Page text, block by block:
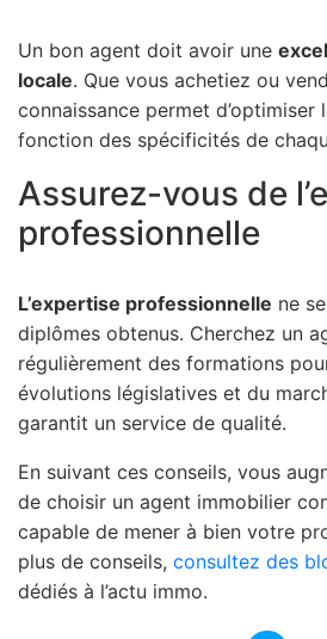
Un bon agent doit avoir une
locale. Que vous achetiez ou
connaissance permet d’optimiser
fonction des spécificités de
Assurez-vous de
professionnelle
L’expertise professionnelle ne
diplômes obtenus. Cherchez un
régulièrement des formations
évolutions législatives et du
garantit un service de qualité.
En suivant ces conseils, vous
de choisir un agent immobilier
capable de mener à bien votre
plus de conseils, consultez des
dédiés à l’actu immo.